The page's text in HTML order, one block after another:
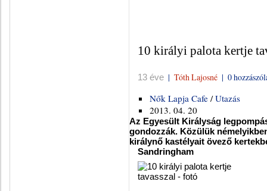
10 királyi palota kertje
13 éve | Tóth Lajosné | 0
Nők Lapja Cafe /Utazás
2013. 04. 20
Az Egyesült Királyság
gondozzák. Közülük
királynő kastélyait övező
Sandringham